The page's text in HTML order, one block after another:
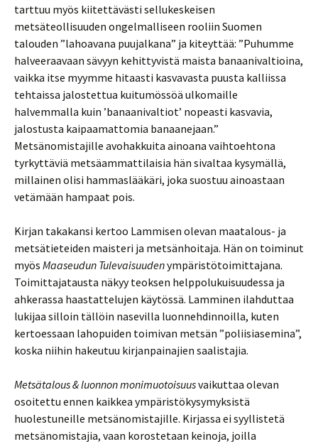
tarttuu myös kiitettävästi sellukeskeisen
metsäteollisuuden ongelmalliseen rooliin Suomen
talouden ”lahoavana puujalkana” ja kiteyttää: ”Puhumme
halveeraavaan sävyyn kehittyvistä maista banaanivaltioina,
vaikka itse myymme hitaasti kasvavasta puusta kalliissa
tehtaissa jalostettua kuitumössöä ulkomaille
halvemmalla kuin ’banaanivaltiot’ nopeasti kasvavia,
jalostusta kaipaamattomia banaanejaan.”
Metsänomistajille avohakkuita ainoana vaihtoehtona
tyrkyttäviä metsäammattilaisia hän sivaltaa kysymällä,
millainen olisi hammaslääkäri, joka suostuu ainoastaan
vetämään hampaat pois.
Kirjan takakansi kertoo Lammisen olevan maatalous- ja
metsätieteiden maisteri ja metsänhoitaja. Hän on toiminut
myös Maaseudun Tulevaisuudenympäristötoimittajana.
Toimittajatausta näkyy teoksen helppolukuisuudessa ja
ahkerassa haastattelujen käytössä. Lamminen ilahduttaa
lukijaa silloin tällöin nasevilla luonnehdinnoilla, kuten
kertoessaan lahopuiden toimivan metsän ”poliisiasemina”,
koska niihin hakeutuu kirjanpainajien saalistajia.
Metsätalous & luonnon monimuotoisuusvaikuttaa olevan
osoitettu ennen kaikkea ympäristökysymyksistä
huolestuneille metsänomistajille. Kirjassa ei syyllistetä
metsänomistajia, vaan korostetaan keinoja, joilla